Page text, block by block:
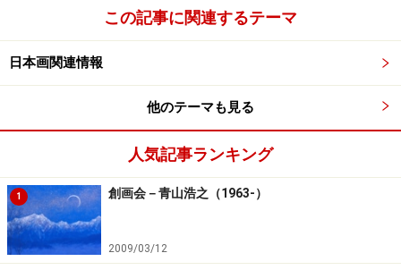
この記事に関連するテーマ
日本画関連情報
他のテーマも見る
人気記事ランキング
1 創画会－青山浩之（1963-）
2009/03/12